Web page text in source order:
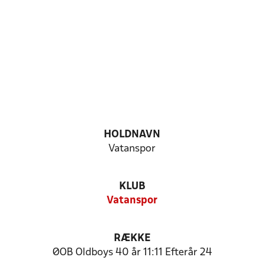
HOLDNAVN
Vatanspor
KLUB
Vatanspor
RÆKKE
ØOB Oldboys 40 år 11:11 Efterår 24